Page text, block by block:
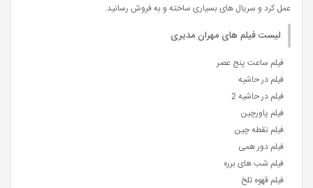
عمل کرد و سریال های بسیاری ساخته و به فروش رسانید.
لیست فیلم های مهران مدیری
فیلم ساعت پنج عصر
فیلم در حاشیه
فیلم در حاشیه 2
فیلم پاورچین
فیلم نقطه چین
فیلم دور همی
فیلم شب های برره
فیلم قهوه تلخ